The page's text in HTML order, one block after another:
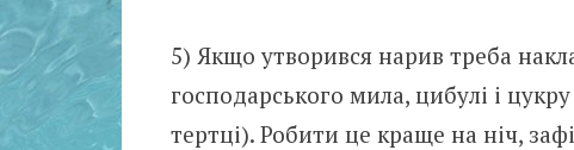
5) Якщо утворився наpив треба
господарського мила, цибулі і
тертці). Робити це краще на ніч,